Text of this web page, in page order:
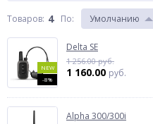
Товаров: 4 По: Умолчанию
NEW
-8%
Delta SE
1 256.00 руб.
1 160.00 руб.
Alpha 300/300i